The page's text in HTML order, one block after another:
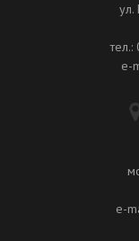
ул.
e-
e-